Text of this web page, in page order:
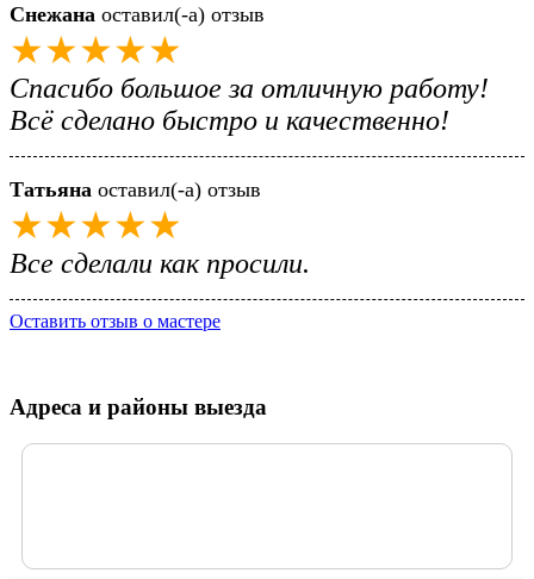
Снежана оставил(-а) отзыв
★★★★★
Спасибо большое за отличную работу!
Всё сделано быстро и качественно!
Татьяна оставил(-а) отзыв
★★★★★
Все сделали как просили.
Оставить отзыв о мастере
Адреса и районы выезда